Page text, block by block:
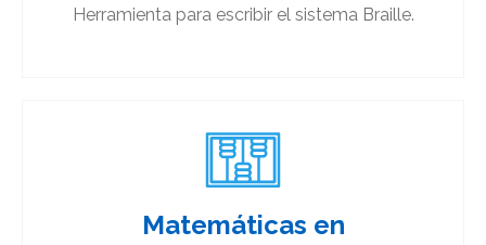
Herramienta para escribir el sistema Braille.
Matemáticas en